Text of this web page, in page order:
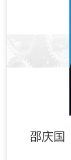
邵庆国